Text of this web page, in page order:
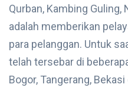
Qurban, Kambing Guling,
adalah memberikan
para pelanggan. Untuk
telah tersebar di
Bogor, Tangerang,